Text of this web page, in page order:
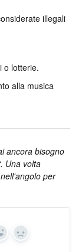
illegali
o lotterie.
alla musica
ancora bisogno
Una volta
per
Yes No